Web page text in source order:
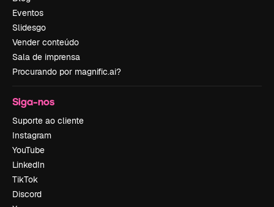
Eventos
Slidesgo
Vender conteúdo
Sala de imprensa
Procurando por magnific.ai?
Siga-nos
Suporte ao cliente
Instagram
YouTube
LinkedIn
TikTok
Discord